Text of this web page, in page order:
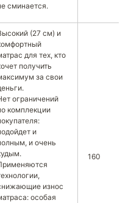
сминается.
(27 см) и
для тех, кто
получить
за свои
ограничений
комплекции
и
и очень
износ
особая
160